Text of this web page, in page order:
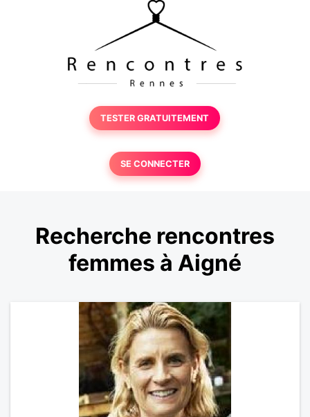
TESTER GRATUITEMENT
SE CONNECTER
Recherche rencontres
femmes à Aigné